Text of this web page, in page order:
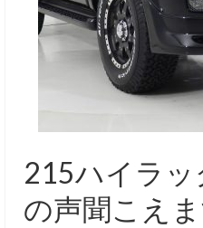
買取のご案内
店舗情報
トップメッセージ
スタッフ紹介
215ハイラッ
の声聞こえ